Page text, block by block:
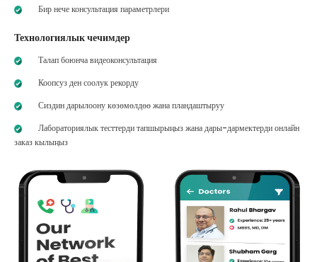
Бир нече консультация параметрлери
Технологиялык чечимдер
Талап боюнча видеоконсультация
Коопсуз ден соолук рекорду
Сиздин дарылоону көзөмөлдөө жана пландаштыруу
Лабораториялык тесттерди тапшырыңыз жана дары-дармектерди онлайн
заказ кылыңыз